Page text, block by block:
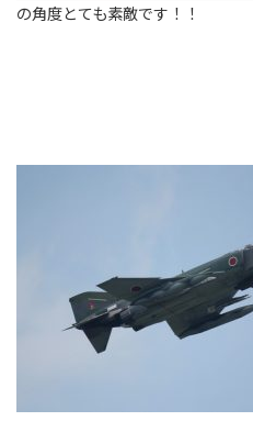
の角度とても素敵です！！